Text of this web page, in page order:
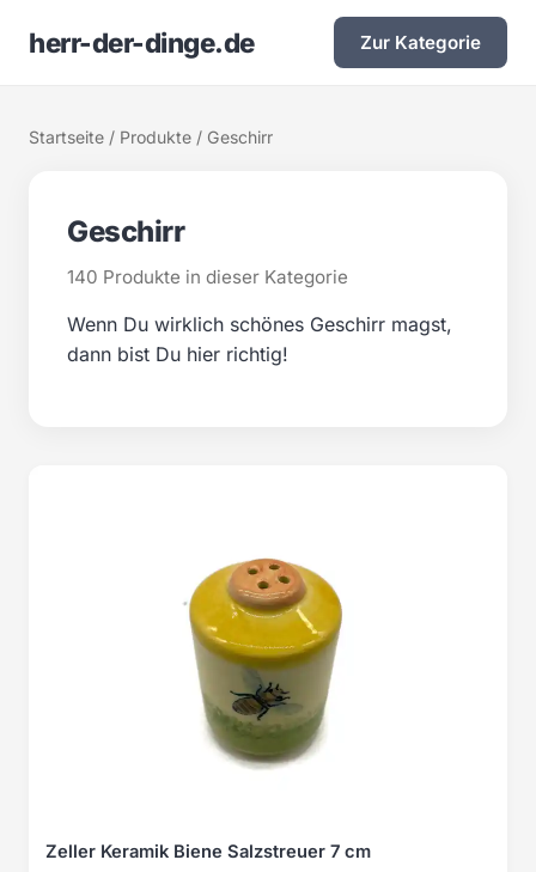
herr-der-dinge.de Zur Kategorie
Startseite / Produkte / Geschirr
Geschirr
140 Produkte in dieser Kategorie
Wenn Du wirklich schönes Geschirr magst,
dann bist Du hier richtig!
Zeller Keramik Biene Salzstreuer 7 cm